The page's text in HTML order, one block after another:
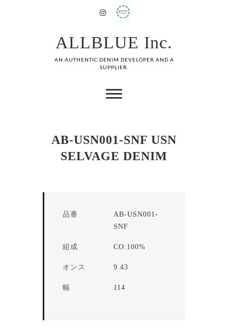
ALLBLUE Inc.
AN AUTHENTIC DENIM DEVELOPER AND A
SUPPLIER.
AB-USN001-SNF USN
SELVAGE DENIM
品番
AB-USN001-
SNF
組成 CO:100%
オンス 9.43
幅 114